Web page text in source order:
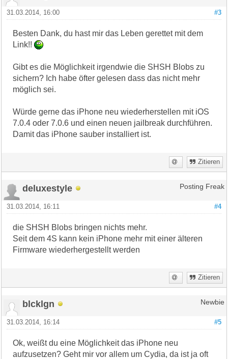
#3
31.03.2014, 16:00
Besten Dank, du hast mir das Leben gerettet mit dem
Link!!
Gibt es die Möglichkeit irgendwie die SHSH Blobs zu
sichern? Ich habe öfter gelesen dass das nicht mehr
möglich sei.
Würde gerne das iPhone neu wiederherstellen mit iOS
7.0.4 oder 7.0.6 und einen neuen jailbreak durchführen.
Damit das iPhone sauber installiert ist.
Zitieren
deluxestyle Posting Freak
#4
31.03.2014, 16:11
die SHSH Blobs bringen nichts mehr.
Seit dem 4S kann kein iPhone mehr mit einer älteren
Firmware wiederhergestellt werden
Zitieren
blcklgn Newbie
#5
31.03.2014, 16:14
Ok, weißt du eine Möglichkeit das iPhone neu
aufzusetzen? Geht mir vor allem um Cydia, da ist ja oft